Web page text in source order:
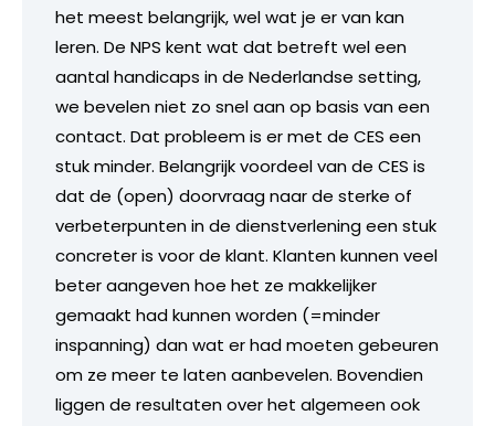
het meest belangrijk, wel wat je er van kan
leren. De NPS kent wat dat betreft wel een
aantal handicaps in de Nederlandse setting,
we bevelen niet zo snel aan op basis van een
contact. Dat probleem is er met de CES een
stuk minder. Belangrijk voordeel van de CES is
dat de (open) doorvraag naar de sterke of
verbeterpunten in de dienstverlening een stuk
concreter is voor de klant. Klanten kunnen veel
beter aangeven hoe het ze makkelijker
gemaakt had kunnen worden (=minder
inspanning) dan wat er had moeten gebeuren
om ze meer te laten aanbevelen. Bovendien
liggen de resultaten over het algemeen ook